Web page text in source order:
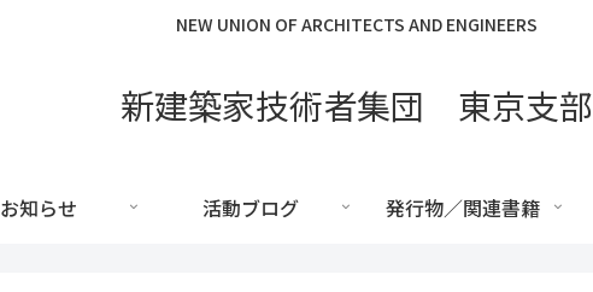
NEW UNION OF ARCHITECTS AND ENGINEERS
新建築家技術者集団 東京支部
お知らせ 活動ブログ 発行物／関連書籍